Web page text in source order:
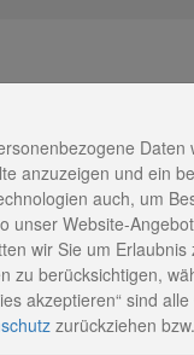
Daten
anzuzeigen und ein
auch, um
unser Website-
wir Sie um Erlaubnis
zu berücksichtigen,
akzeptieren“ sind
zurückziehen